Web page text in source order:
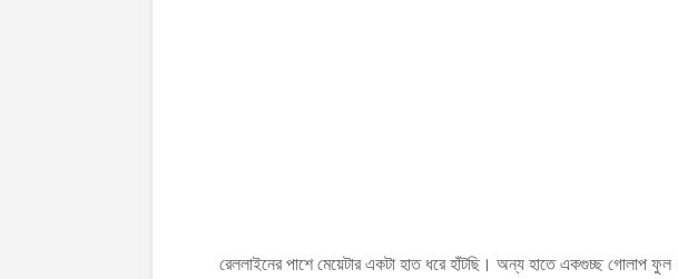
রেললাইনের পাশে মেয়েটার একটা হাত ধরে হাঁটছি। অন্য হাতে একগুচ্ছ গোলাপ